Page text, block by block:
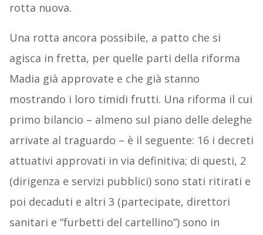
rotta nuova.
Una rotta ancora possibile, a patto che si
agisca in fretta, per quelle parti della riforma
Madia già approvate e che già stanno
mostrando i loro timidi frutti. Una riforma il cui
primo bilancio – almeno sul piano delle deleghe
arrivate al traguardo – è il seguente: 16 i decreti
attuativi approvati in via definitiva; di questi, 2
(dirigenza e servizi pubblici) sono stati ritirati e
poi decaduti e altri 3 (partecipate, direttori
sanitari e “furbetti del cartellino”) sono in